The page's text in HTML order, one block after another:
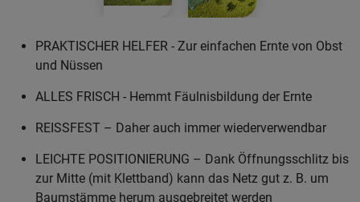
PRAKTISCHER HELFER - Zur einfachen Ernte von Obst
und Nüssen
ALLES FRISCH - Hemmt Fäulnisbildung der Ernte
REISSFEST – Daher auch immer wiederverwendbar
LEICHTE POSITIONIERUNG – Dank Öffnungsschlitz bis
zur Mitte (mit Klettband) kann das Netz gut z. B. um
Baumstämme herum ausgebreitet werden